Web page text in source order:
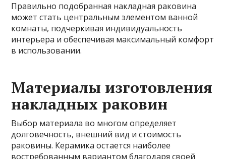
Правильно подобранная накладная раковина
может стать центральным элементом ванной
комнаты, подчеркивая индивидуальность
интерьера и обеспечивая максимальный комфорт
в использовании.
Материалы изготовления
накладных раковин
Выбор материала во многом определяет
долговечность, внешний вид и стоимость
раковины. Керамика остается наиболее
востребованным вариантом благодаря своей